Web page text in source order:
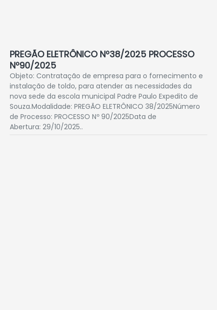
PREGÃO ELETRÔNICO Nº38/2025 PROCESSO
Nº90/2025
Objeto: Contratação de empresa para o fornecimento e
instalação de toldo, para atender as necessidades da
nova sede da escola municipal Padre Paulo Expedito de
Souza.Modalidade: PREGÃO ELETRÔNICO 38/2025Número
de Processo: PROCESSO Nº 90/2025Data de
Abertura: 29/10/2025..